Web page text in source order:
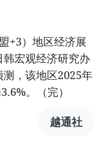
+3）地区经济展
宏观经济研究办
，该地区2025年
。（完）
越通社